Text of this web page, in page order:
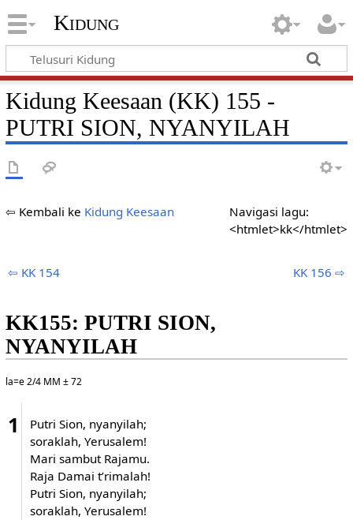
Kidung
Kidung Keesaan (KK) 155 -
PUTRI SION, NYANYILAH
Navigasi lagu:
<htmlet>kk</htmlet>
⇦ Kembali ke Kidung Keesaan
⇦ KK 154 KK 156 ⇨
KK155: PUTRI SION,
NYANYILAH
la=e 2/4 MM ± 72
1
Putri Sion, nyanyilah;
soraklah, Yerusalem!
Mari sambut Rajamu.
Raja Damai t’rimalah!
Putri Sion, nyanyilah;
soraklah, Yerusalem!